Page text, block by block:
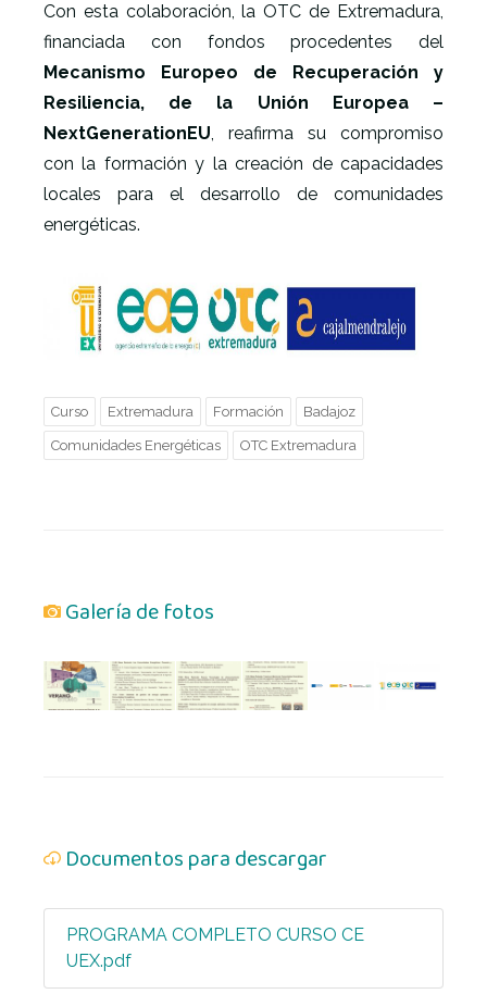
Con esta colaboración, la OTC de Extremadura,
financiada con fondos procedentes del
Mecanismo Europeo de Recuperación y
Resiliencia, de la Unión Europea –
NextGenerationEU, reafirma su compromiso
con la formación y la creación de capacidades
locales para el desarrollo de comunidades
energéticas.
Curso Extremadura Formación Badajoz
Comunidades Energéticas OTC Extremadura
Galería de fotos
Documentos para descargar
PROGRAMA COMPLETO CURSO CE
UEX.pdf